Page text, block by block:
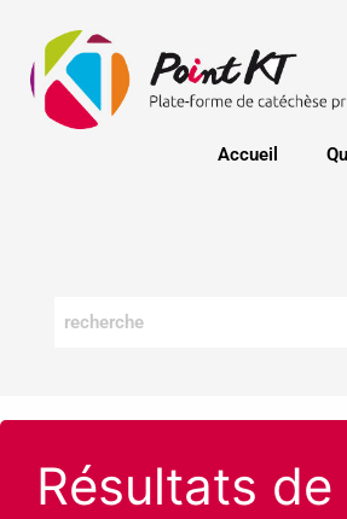
Accueil
Résultats de